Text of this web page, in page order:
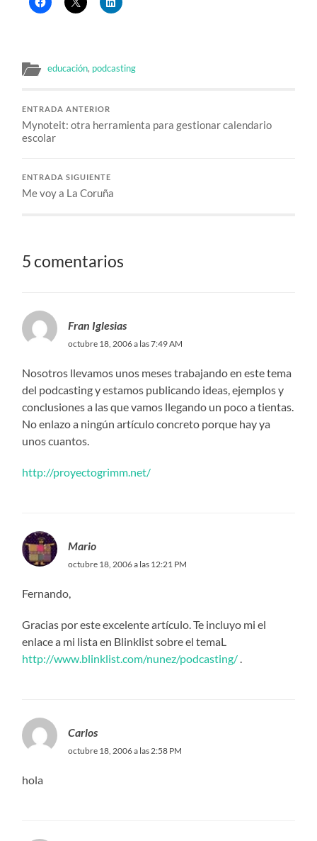
educación, podcasting
ENTRADA ANTERIOR
Mynoteit: otra herramienta para gestionar calendario
escolar
ENTRADA SIGUIENTE
Me voy a La Coruña
5 comentarios
Fran Iglesias
octubre 18, 2006 a las 7:49 AM
Nosotros llevamos unos meses trabajando en este tema
del podcasting y estamos publicando ideas, ejemplos y
conclusiones a las que vamos llegando un poco a tientas.
No enlazo a ningún artículo concreto porque hay ya
unos cuantos.
http://proyectogrimm.net/
Mario
octubre 18, 2006 a las 12:21 PM
Fernando,
Gracias por este excelente artículo. Te incluyo mi el
enlace a mi lista en Blinklist sobre el temaL
http://www.blinklist.com/nunez/podcasting/.
Carlos
octubre 18, 2006 a las 2:58 PM
hola